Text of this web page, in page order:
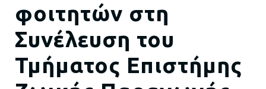
φοιτητών στη
Συνέλευση του
Τμήματος Επιστήμης